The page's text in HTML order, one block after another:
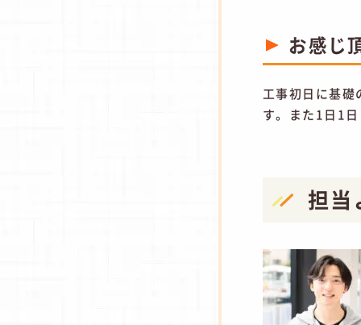
お感じ
工事初日に基
す。また1日1
担当